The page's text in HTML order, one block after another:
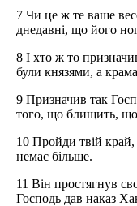
7 Чи це ж те ваше
днедавні, що його
8 І хто ж то
були князями, а
9 Призначив так
того, що блищить,
10 Пройди твій
немає більше.
11 Він простягнув
Господь дав наказ